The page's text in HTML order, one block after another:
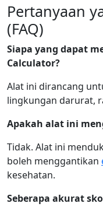
Pertanyaan
(FAQ)
Siapa yang dapat
Calculator?
Alat ini dirancang
lingkungan darurat,
Apakah alat ini
Tidak. Alat ini
boleh menggantikan
kesehatan.
Seberapa akurat